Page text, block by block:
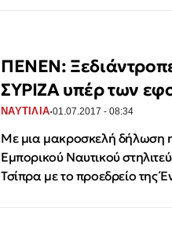
ΠΕΝΕΝ:
ΣΥΡΙΖΑ υπέρ των
ΝΑΥΤΙΛΙΑ·01.07.2017 - 08:34
Με μια μακροσκελή δήλωση
Εμπορικού Ναυτικού
Τσίπρα με το προεδρείο της